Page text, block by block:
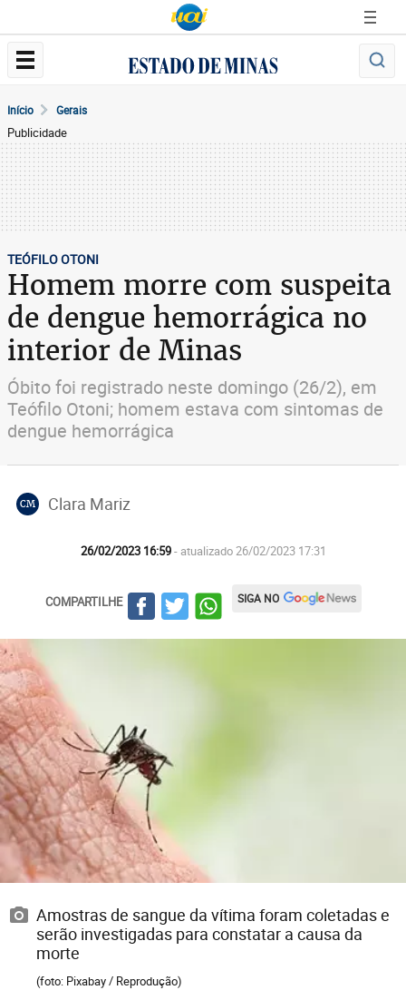
Início Gerais
Publicidade
TEÓFILO OTONI
Homem morre com suspeita
de dengue hemorrágica no
interior de Minas
Óbito foi registrado neste domingo (26/2), em
Teófilo Otoni; homem estava com sintomas de
dengue hemorrágica
CM Clara Mariz
26/02/2023 16:59- atualizado 26/02/2023 17:31
COMPARTILHE SIGA NO
Amostras de sangue da vítima foram coletadas e
serão investigadas para constatar a causa da
morte
(foto: Pixabay / Reprodução)